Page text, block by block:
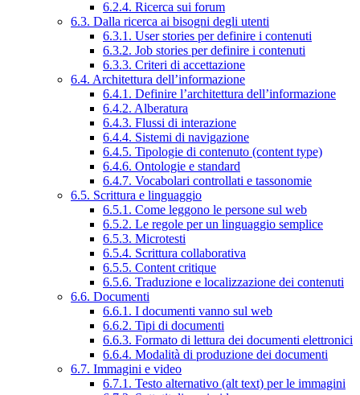
6.2.4. Ricerca sui forum
6.3. Dalla ricerca ai bisogni degli utenti
6.3.1. User stories per definire i contenuti
6.3.2. Job stories per definire i contenuti
6.3.3. Criteri di accettazione
6.4. Architettura dell’informazione
6.4.1. Definire l’architettura dell’informazione
6.4.2. Alberatura
6.4.3. Flussi di interazione
6.4.4. Sistemi di navigazione
6.4.5. Tipologie di contenuto (content type)
6.4.6. Ontologie e standard
6.4.7. Vocabolari controllati e tassonomie
6.5. Scrittura e linguaggio
6.5.1. Come leggono le persone sul web
6.5.2. Le regole per un linguaggio semplice
6.5.3. Microtesti
6.5.4. Scrittura collaborativa
6.5.5. Content critique
6.5.6. Traduzione e localizzazione dei contenuti
6.6. Documenti
6.6.1. I documenti vanno sul web
6.6.2. Tipi di documenti
6.6.3. Formato di lettura dei documenti elettronici
6.6.4. Modalità di produzione dei documenti
6.7. Immagini e video
6.7.1. Testo alternativo (alt text) per le immagini